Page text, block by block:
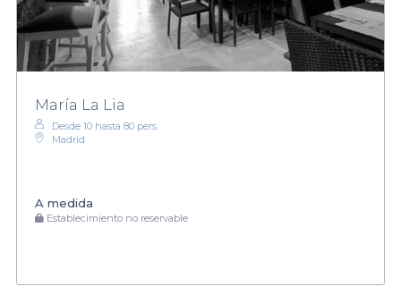
María La Lia
Desde 10 hasta 80 pers.
Madrid
A medida
Establecimiento no reservable